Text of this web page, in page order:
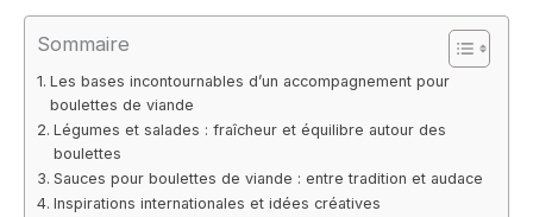
Sommaire
Les bases incontournables d’un accompagnement pour
boulettes de viande
Légumes et salades : fraîcheur et équilibre autour des
boulettes
Sauces pour boulettes de viande : entre tradition et audace
Inspirations internationales et idées créatives